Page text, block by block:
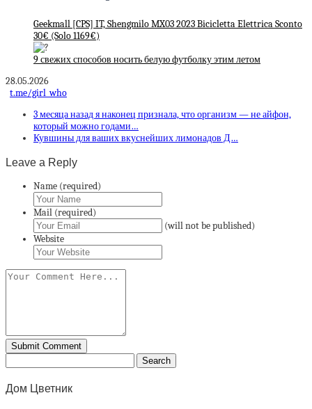
Geekmall [CPS] IT, Shengmilo MX03 2023 Bicicletta Elettrica Sconto
30€ (Solo 1169€)
9 свежих способов носить белую футболку этим летом
28.05.2026
t.me/girl_who
3 месяца назад я наконец признала, что организм — не айфон,
который можно годами…
Кувшины для ваших вкуснейших лимонадов Д…
Leave a Reply
Name (required)
Mail (required)
(will not be published)
Website
Дом Цветник